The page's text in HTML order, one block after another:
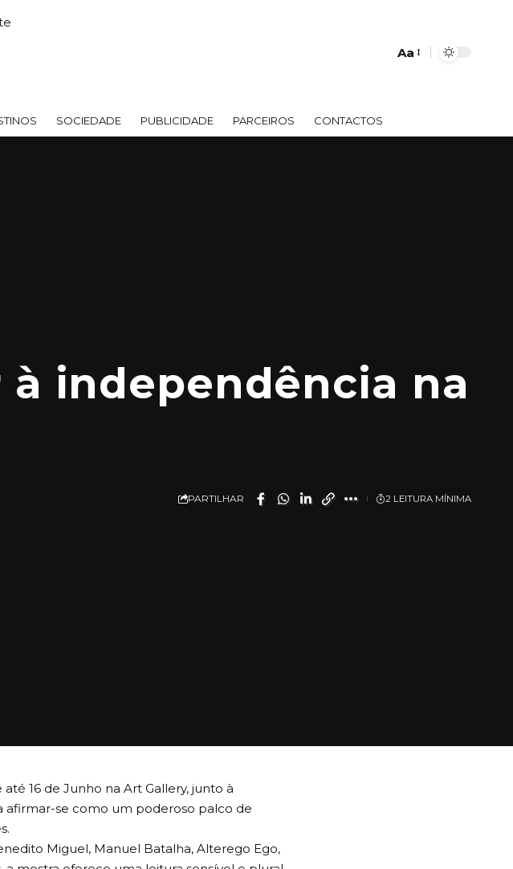
Font
Aa
SOCIEDADE PUBLICIDADE PARCEIROS CONTACTOS
independência na
PARTILHAR 2 LEITURA MÍNIMA
16 de Junho na Art Gallery, junto à
afirmar-se como um poderoso palco de
Miguel, Manuel Batalha, Alterego Ego,